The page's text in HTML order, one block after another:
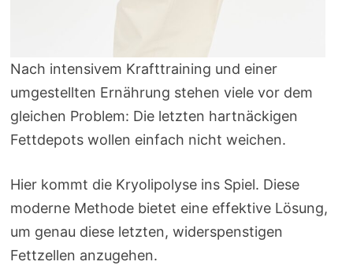
Nach intensivem Krafttraining und einer
umgestellten Ernährung stehen viele vor dem
gleichen Problem: Die letzten hartnäckigen
Fettdepots wollen einfach nicht weichen.
Hier kommt die Kryolipolyse ins Spiel. Diese
moderne Methode bietet eine effektive Lösung,
um genau diese letzten, widerspenstigen
Fettzellen anzugehen.